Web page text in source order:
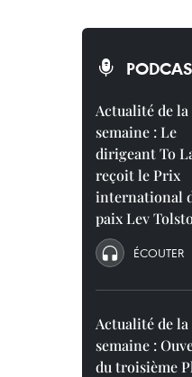
Actualité de la
semaine : Le
dirigeant To
reçoit le Prix
international
paix Lev
ÉCOUTER
Actualité de la
semaine :
du troisième